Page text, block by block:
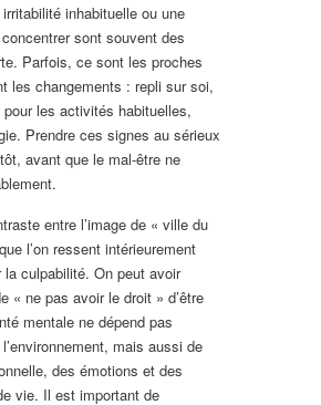
inhabituelle ou une
sont souvent des
Parfois, ce sont les proches
les changements : repli sur soi,
pour les activités habituelles,
Prendre ces signes au sérieux
avant que le mal-être ne
entre l’image de « ville du
l’on ressent intérieurement
la culpabilité. On peut avoir
« ne pas avoir le droit » d’être
mentale ne dépend pas
mais aussi de
des émotions et des
vie. Il est important de